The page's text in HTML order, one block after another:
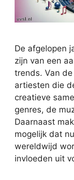
De afgelopen
zijn van een
trends. Van
artiesten die
creatieve
genres, de
Daarnaast
mogelijk dat
wereldwijd
invloeden uit